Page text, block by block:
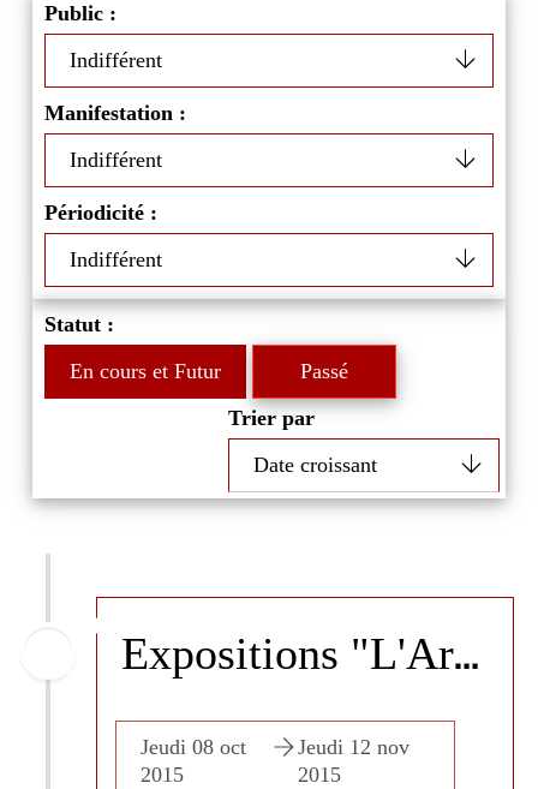
Public :
Manifestation :
Périodicité :
Statut :
En cours et Futur
Passé
Trier par
E
xpositions "L'Art autour du monde" & "Madagascar"
Jeudi 08 oct
2015
Jeudi 12 nov
2015